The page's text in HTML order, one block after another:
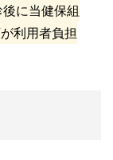
に当健保組
利用者負担